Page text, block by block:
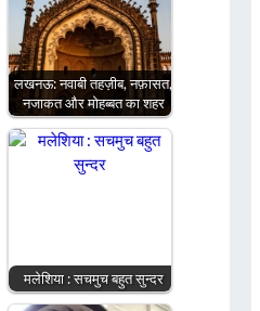
लखनऊ: नवाबी तहज़ीब, नफ़ासत,
नजाकत और मोहब्बत का शहर
मलेशिया : सचमुच बहुत सुन्दर